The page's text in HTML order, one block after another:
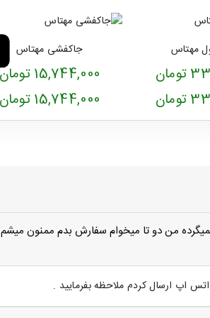
مهتاس جاکفشی مهتاس
15,744,000 تومان
15,744,000 تومان
من دو تا ميخوام سفارش بدم ممنون ميشم
اپ ارسال کردم ملاحظه بفرمایید .